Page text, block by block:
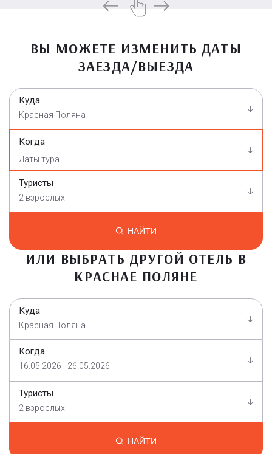
ВЫ МОЖЕТЕ ИЗМЕНИТЬ ДАТЫ
ЗАЕЗДА/ВЫЕЗДА
Куда
Красная Поляна
Когда
Туристы
2 взрослых
НАЙТИ
ИЛИ ВЫБРАТЬ ДРУГОЙ ОТЕЛЬ В
КРАСНАЕ ПОЛЯНЕ
Куда
Красная Поляна
Когда
16.05.2026 - 26.05.2026
Туристы
2 взрослых
НАЙТИ